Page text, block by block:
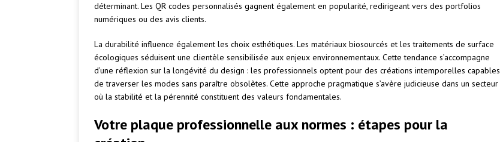
déterminant. Les QR codes personnalisés gagnent également en popularité, redirigeant vers des portfolios
numériques ou des avis clients.
La durabilité influence également les choix esthétiques. Les matériaux biosourcés et les traitements de surface
écologiques séduisent une clientèle sensibilisée aux enjeux environnementaux. Cette tendance s’accompagne
d’une réflexion sur la longévité du design : les professionnels optent pour des créations intemporelles capables
de traverser les modes sans paraître obsolètes. Cette approche pragmatique s’avère judicieuse dans un secteur
où la stabilité et la pérennité constituent des valeurs fondamentales.
Votre plaque professionnelle aux normes : étapes pour la